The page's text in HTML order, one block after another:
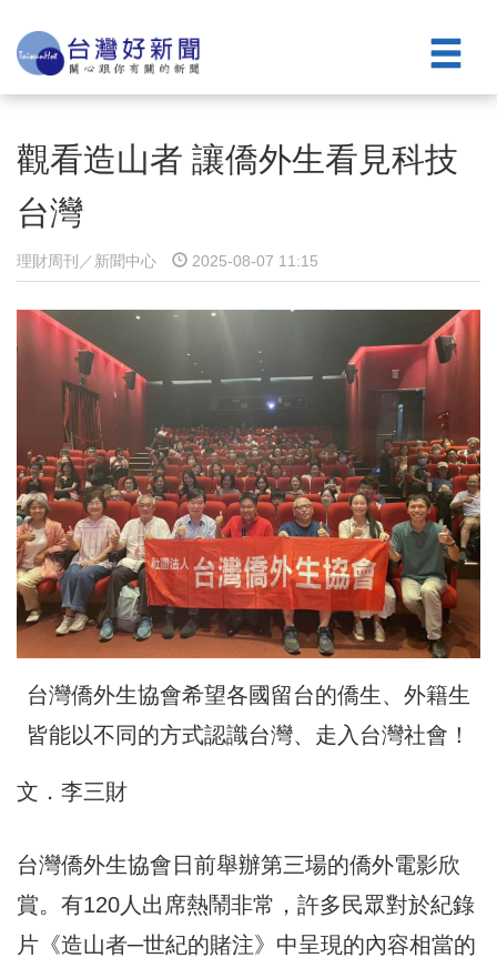
觀看造山者 讓僑外生看見科技
台灣
理財周刊／新聞中心 2025-08-07 11:15
台灣僑外生協會希望各國留台的僑生、外籍生
皆能以不同的方式認識台灣、走入台灣社會！
文．李三財
台灣僑外生協會日前舉辦第三場的僑外電影欣
賞。有120人出席熱鬧非常，許多民眾對於紀錄
片《造山者─世紀的賭注》中呈現的內容相當的